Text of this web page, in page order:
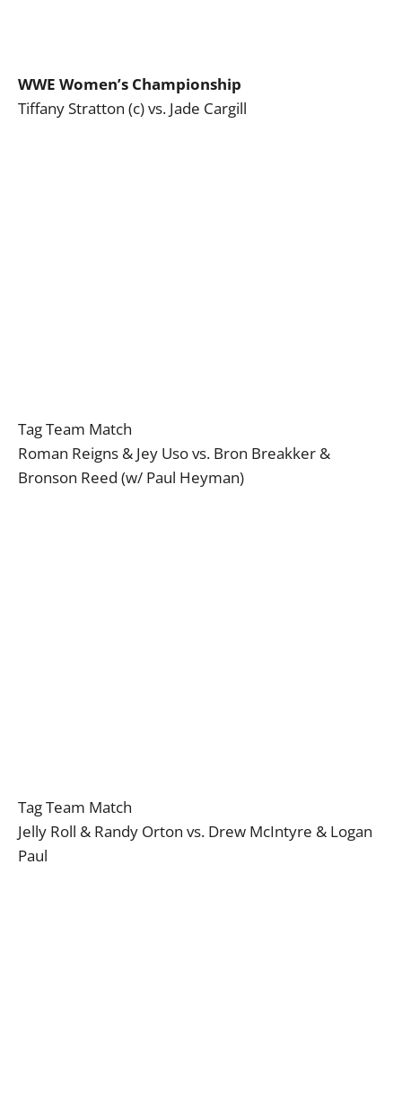
WWE Women’s Championship
Tiffany Stratton (c) vs. Jade Cargill
Tag Team Match
Roman Reigns & Jey Uso vs. Bron Breakker &
Bronson Reed (w/ Paul Heyman)
Tag Team Match
Jelly Roll & Randy Orton vs. Drew McIntyre & Logan
Paul